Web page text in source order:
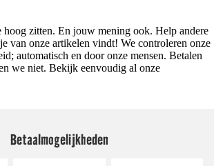
hoog zitten. En jouw mening ook. Help andere
van onze artikelen vindt! We controleren onze
automatisch en door onze mensen. Betalen
we niet. Bekijk eenvoudig al onze
Betaalmogelijkheden